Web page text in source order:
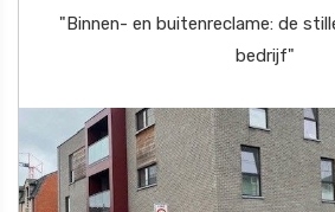
"Binnen- en buitenreclame: de
bedrijf"